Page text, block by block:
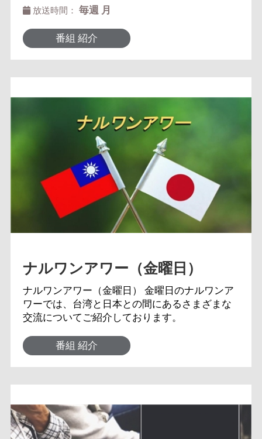
分間の「きょうのキーワード」をお送りいたし
ース解説、音楽などをご紹介する番組です。皆
様の台湾に対する理解を深めることが出来れば
と思います。今後もよろしくお願いいたしま
放送時間： 毎週 月
番組 紹介
ナルワンアワー（金曜日）
ナルワンアワー（金曜日） 金曜日のナルワンア
ワーでは、台湾と日本との間にあるさまざまな
交流についてご紹介しております。
番組 紹介